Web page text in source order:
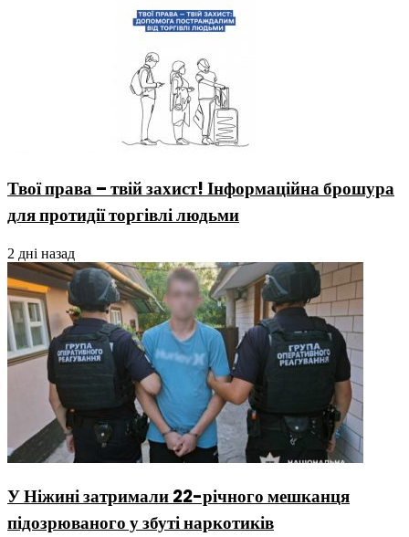
Твої права – твій захист! Інформаційна брошура
для протидії торгівлі людьми
2 дні назад
У Ніжині затримали 22-річного мешканця
підозрюваного у збуті наркотиків